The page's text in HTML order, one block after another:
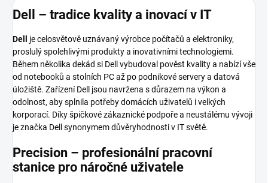
Dell – tradice kvality a inovací v IT
Dell
je celosvětově uznávaný výrobce počítačů a elektroniky,
proslulý spolehlivými produkty a inovativními technologiemi.
Během několika dekád si Dell vybudoval pověst kvality a nabízí vše
od notebooků a stolních PC až po podnikové servery a datová
úložiště. Zařízení Dell jsou navržena s důrazem na výkon a
odolnost, aby splnila potřeby domácích uživatelů i velkých
korporací. Díky špičkové zákaznické podpoře a neustálému vývoji
je značka Dell synonymem důvěryhodnosti v IT světě.
Precision – profesionální pracovní
stanice pro náročné uživatele